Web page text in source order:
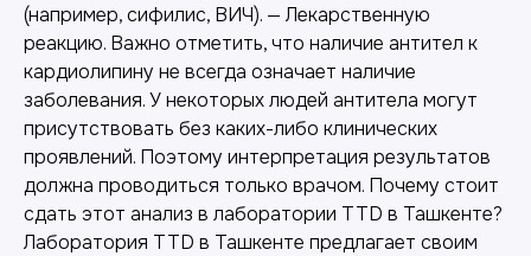
(например, сифилис, ВИЧ). — Лекарственную
реакцию. Важно отметить, что наличие антител к
кардиолипину не всегда означает наличие
заболевания. У некоторых людей антитела могут
присутствовать без каких-либо клинических
проявлений. Поэтому интерпретация результатов
должна проводиться только врачом. Почему стоит
сдать этот анализ в лаборатории TTD в Ташкенте?
Лаборатория TTD в Ташкенте предлагает своим